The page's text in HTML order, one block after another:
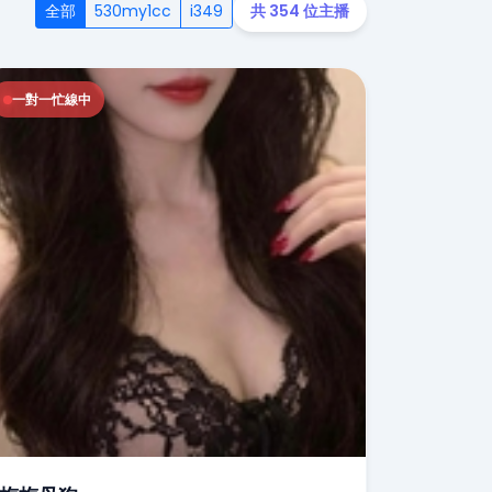
全部 530my1cc i349 共 354 位主播
一對一忙線中